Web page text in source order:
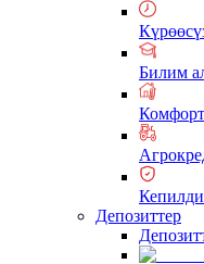
Билим
Депозиттер